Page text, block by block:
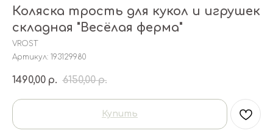
Коляска трость для кукол и игрушек
складная "Весёлая ферма"
VROST
Артикул: 193129980
1490,00 р. 6150,00 р.
Купить